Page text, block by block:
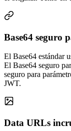
Base64 seguro
El Base64 estándar
El Base64 seguro
seguro para
JWT.
Data URLs